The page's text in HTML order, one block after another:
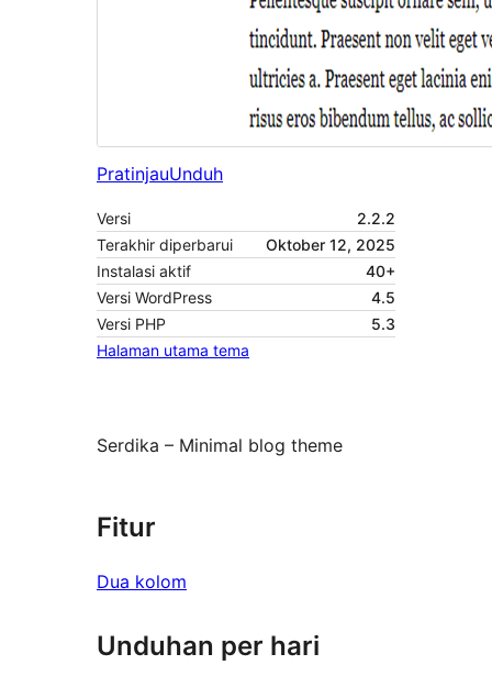
PratinjauUnduh
Versi
2.2.2
Terakhir diperbarui
Oktober 12, 2025
Instalasi aktif
40+
Versi WordPress
4.5
Versi PHP
5.3
Halaman utama tema
Serdika – Minimal blog theme
Fitur
Dua kolom
Unduhan per hari